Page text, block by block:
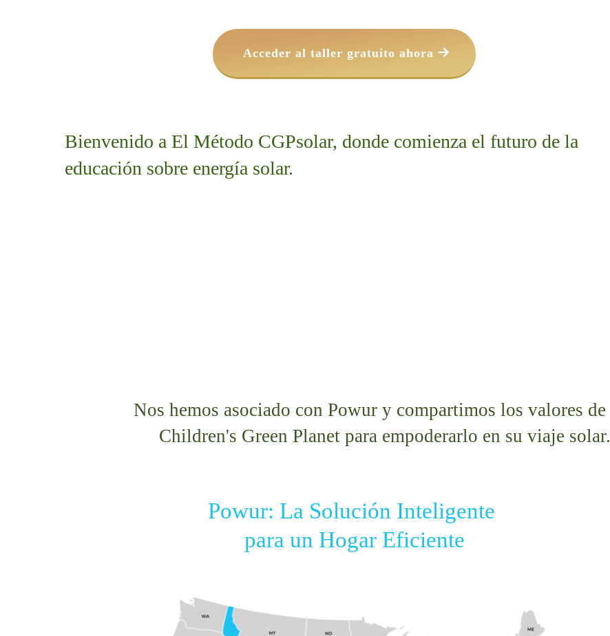
Bienvenido a El Método CGPsolar, donde comienza el futuro de la
educación sobre energía solar.
Nos hemos asociado con Powur y compartimos los valores de
Children's Green Planet para empoderarlo en su viaje solar.
Powur: La Solución Inteligente
para un Hogar Eficiente